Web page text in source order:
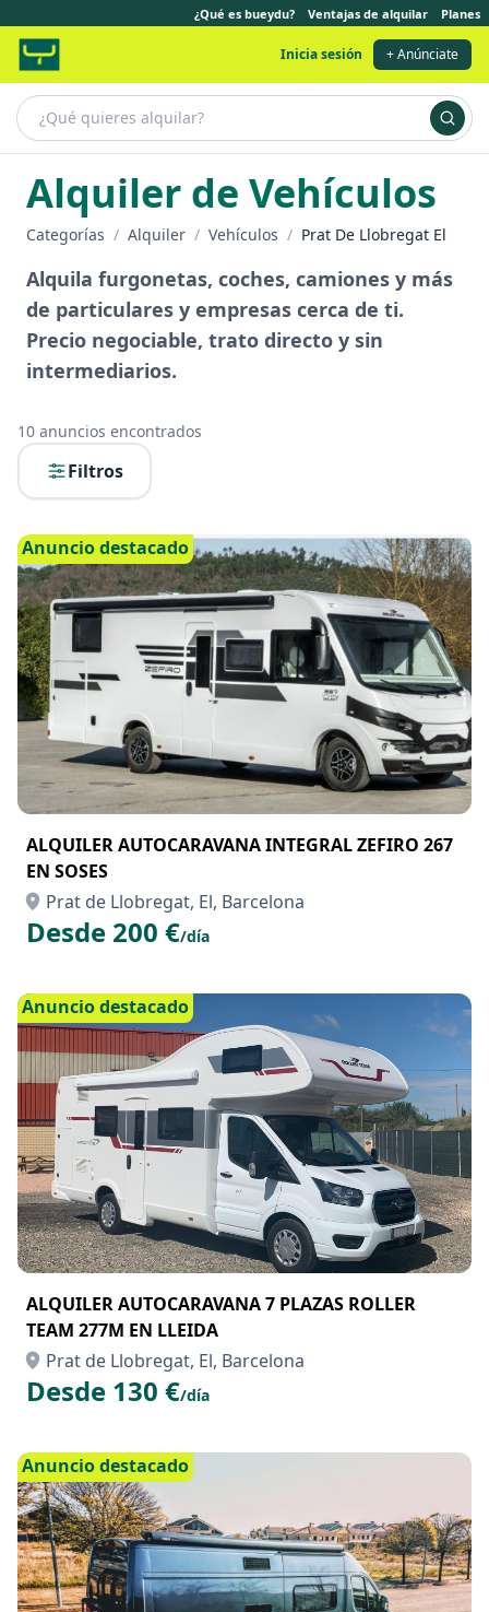
¿Qué es bueydu? Ventajas de alquilar Planes
Inicia sesión + Anúnciate
Alquiler de Vehículos
Categorías / Alquiler / Vehículos / Prat De Llobregat El
Alquila furgonetas, coches, camiones y más
de particulares y empresas cerca de ti.
Precio negociable, trato directo y sin
intermediarios.
10 anuncios encontrados
Filtros
Anuncio destacado
ALQUILER AUTOCARAVANA INTEGRAL ZEFIRO 267
EN SOSES
Prat de Llobregat, El, Barcelona
Desde 200 €/día
Anuncio destacado
ALQUILER AUTOCARAVANA 7 PLAZAS ROLLER
TEAM 277M EN LLEIDA
Prat de Llobregat, El, Barcelona
Desde 130 €/día
Anuncio destacado